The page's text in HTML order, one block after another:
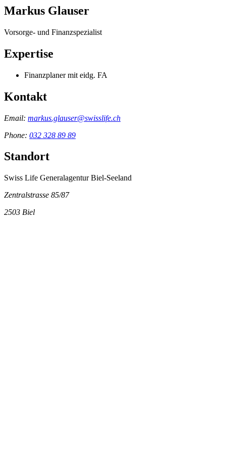
Markus Glauser
Vorsorge- und Finanzspezialist
Expertise
Finanzplaner mit eidg. FA
Kontakt
Email: markus.glauser@swisslife.ch
Phone: 032 328 89 89
Standort
Swiss Life Generalagentur Biel-Seeland
Zentralstrasse 85/87
2503 Biel